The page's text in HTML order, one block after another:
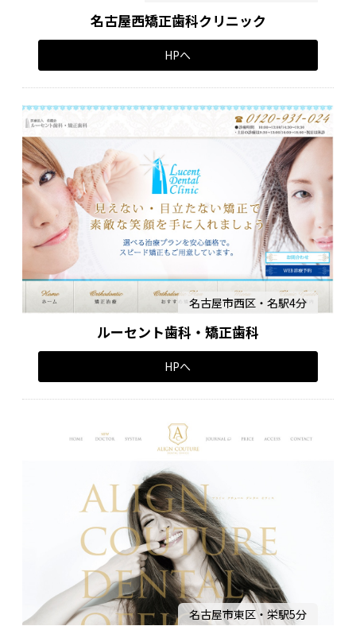
名古屋西矯正歯科クリニック
HPへ
名古屋市西区・名駅4分
ルーセント歯科・矯正歯科
HPへ
名古屋市東区・栄駅5分